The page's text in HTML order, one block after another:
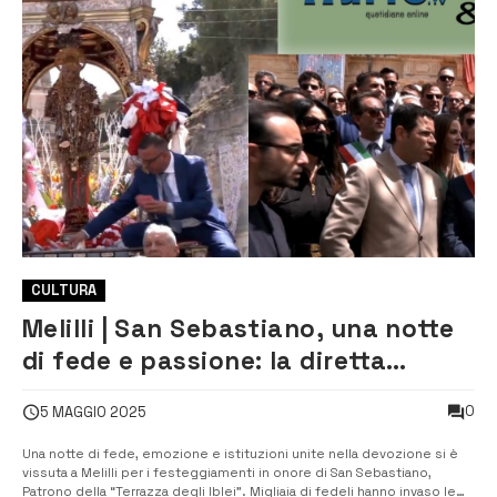
CULTURA
Melilli | San Sebastiano, una notte
di fede e passione: la diretta
5 MAGGIO 2025 0
Una notte di fede, emozione e istituzioni unite nella devozione si è
vissuta a Melilli per i festeggiamenti in onore di San Sebastiano,
Patrono della “Terrazza degli Iblei”. Migliaia di fedeli hanno invaso le